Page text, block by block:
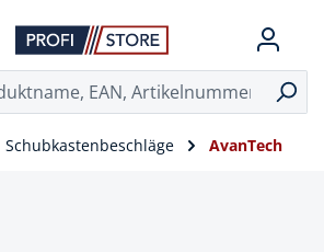
Schubkastenbeschläge AvanTech